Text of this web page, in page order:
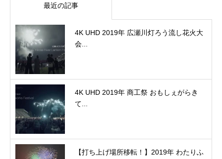
最近の記事
4K UHD 2019年 広瀬川灯ろう流し花火大
会...
4K UHD 2019年 商工祭 おもしぇがらき
て...
【打ち上げ場所移転！】2019年 わたりふ